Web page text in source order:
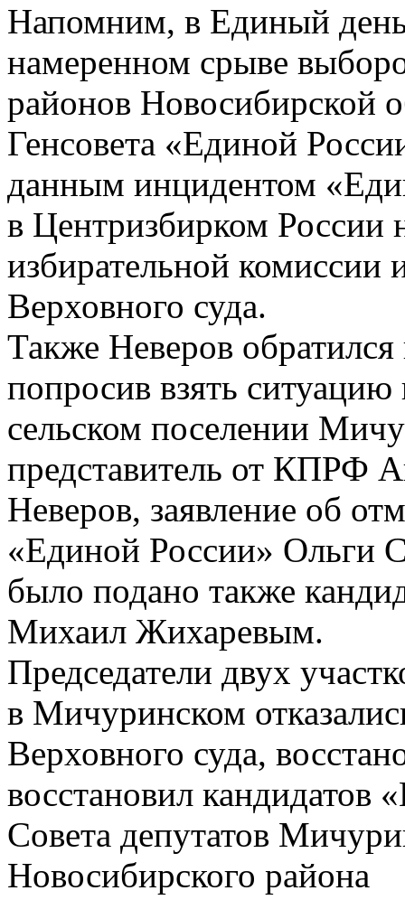
Напомним, в Единый день
намеренном срыве
районов Новосибирской
Генсовета «Единой
данным инцидентом
в Центризбирком России
избирательной комиссии
Верховного суда.
Также Неверов
попросив взять
сельском поселении
представитель от КПРФ
Неверов, заявление об
«Единой России» Ольги
было подано также
Михаил Жихаревым.
Председатели двух
в Мичуринском
Верховного суда,
восстановил кандидатов
Совета депутатов
Новосибирского района